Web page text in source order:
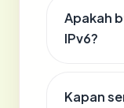
Apakah
IPv6?
Kapan